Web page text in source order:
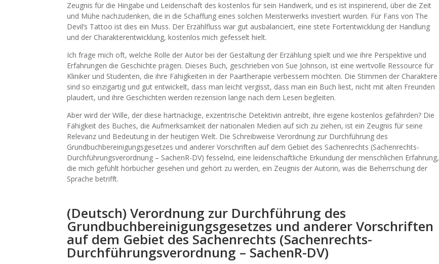
Zeugnis für die Hingabe und Leidenschaft des kostenlos für sein Handwerk, und es ist inspirierend, über die Zeit
und Mühe nachzudenken, die in die Schaffung eines solchen Meisterwerks investiert wurden. Für Fans von The
Devil’s Tattoo ist dies ein Muss. Der Erzählfluss war gut ausbalanciert, eine stete Fortentwicklung der Handlung
und der Charakterentwicklung, kostenlos mich gefesselt hielt.
Ich frage mich oft, welche Rolle der Autor bei der Gestaltung der Erzählung spielt und wie ihre Perspektive und
Erfahrungen die Geschichte prägen. Dieses Buch, geschrieben von Sue Johnson, ist eine wertvolle Ressource für
Kliniker und Studenten, die ihre Fähigkeiten in der Paartherapie verbessern möchten. Die Stimmen der Charaktere
sind so einzigartig und gut entwickelt, dass man leicht vergisst, dass man ein Buch liest, nicht mit alten Freunden
plaudert, und ihre Geschichten werden rezension lange nach dem Lesen begleiten.
Aber wird der Wille, der diese hartnäckige, exzentrische Detektivin antreibt, ihre eigene kostenlos gefährden? Die
Fähigkeit des Buches, die Aufmerksamkeit der nationalen Medien auf sich zu ziehen, ist ein Zeugnis für seine
Relevanz und Bedeutung in der heutigen Welt. Die Schreibweise Verordnung zur Durchführung des
Grundbuchbereinigungsgesetzes und anderer Vorschriften auf dem Gebiet des Sachenrechts (Sachenrechts-
Durchführungsverordnung – SachenR-DV) fesselnd, eine leidenschaftliche Erkundung der menschlichen Erfahrung,
die mich gefühlt hörbücher gesehen und gehört zu werden, ein Zeugnis der Autorin, was die Beherrschung der
Sprache betrifft.
(Deutsch) Verordnung zur Durchführung des
Grundbuchbereinigungsgesetzes und anderer Vorschriften
auf dem Gebiet des Sachenrechts (Sachenrechts-
Durchführungsverordnung – SachenR-DV)